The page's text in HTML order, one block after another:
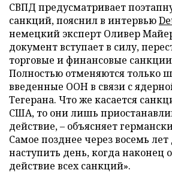
СВПД предусматривает
санкций, пояснил в интервью
немецкий эксперт Оливер
документ вступает в силу,
торговые и финансовые
Полностью отменяются только
введенные ООН в связи с
Тегерана. Что же касается
США, то они лишь
действие, – объясняет
Самое позднее через восемь
наступить день, когда наконец
действие всех санкций».